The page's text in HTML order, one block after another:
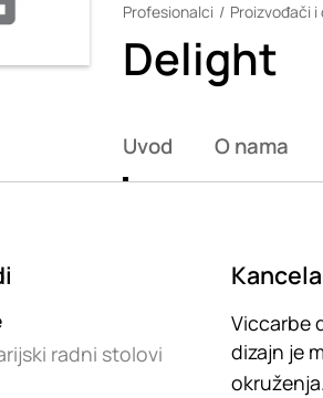
Profesionalci Proizvođači i
Delight
Uvod O nama
radni stolovi
Viccarbe
dizajn je
okruženja.